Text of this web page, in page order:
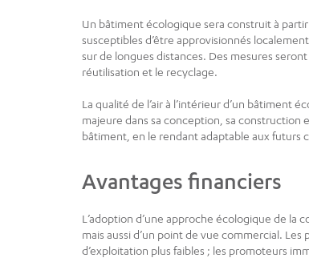
Un bâtiment écologique sera construit à
susceptibles d’être approvisionnés
sur de longues distances. Des mesures
réutilisation et le recyclage.
La qualité de l’air à l’intérieur d’un bâtiment
majeure dans sa conception, sa construction
bâtiment, en le rendant adaptable aux
Avantages financiers
L’adoption d’une approche écologique de la
mais aussi d’un point de vue commercial.
d’exploitation plus faibles ; les promoteurs